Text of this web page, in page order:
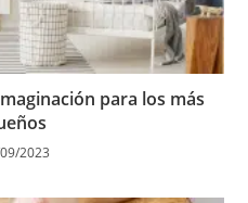
para los más
2023